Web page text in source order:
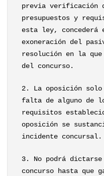
previa verificación
presupuestos y
esta ley,
exoneración del
resolución en la
del concurso.
2. La oposición
falta de alguno de
requisitos
oposición se
incidente concursal.
3. No podrá
concurso hasta que